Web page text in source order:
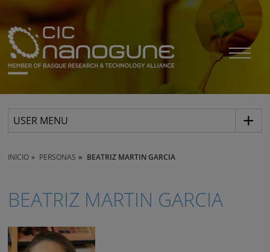
USER MENU
INICIO PERSONAS BEATRIZ MARTIN GARCIA
BEATRIZ MARTIN GARCIA